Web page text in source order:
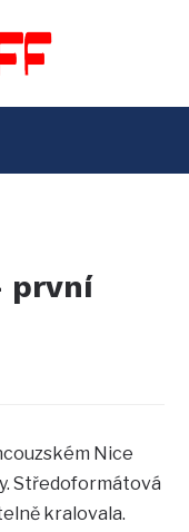
první
Nice
Středoformátová
kralovala.